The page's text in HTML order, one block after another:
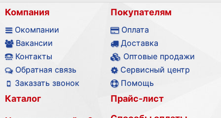
Компания
Окомпании
Вакансии
Контакты
Обратная связь
Заказать звонок
Покупателям
Оплата
Доставка
Оптовые продажи
Сервисный центр
Помощь
Каталог
Прайс-лист